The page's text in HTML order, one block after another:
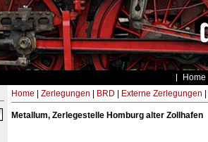
Home
Home Zerlegungen BRD Externe Zerlegungen
Metallum, Zerlegestelle Homburg alter Zollhafen